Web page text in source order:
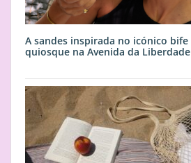
A sandes inspirada no icónico
quiosque na Avenida da Liberdade